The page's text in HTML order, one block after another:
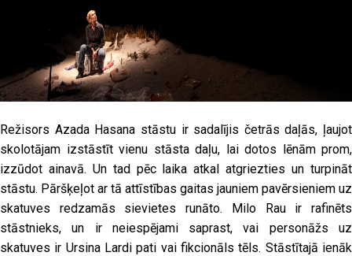
Režisors Azada Hasana stāstu ir sadalījis četrās daļās, ļaujot
skolotājam izstāstīt vienu stāsta daļu, lai dotos lēnām prom,
izzūdot ainavā. Un tad pēc laika atkal atgriezties un turpināt
stāstu. Pāršķeļot ar tā attīstības gaitas jauniem pavērsieniem uz
skatuves redzamās sievietes runāto. Milo Rau ir rafinēts
stāstnieks, un ir neiespējami saprast, vai personāžs uz
skatuves ir Ursina Lardi pati vai fikcionāls tēls. Stāstītajā ienāk